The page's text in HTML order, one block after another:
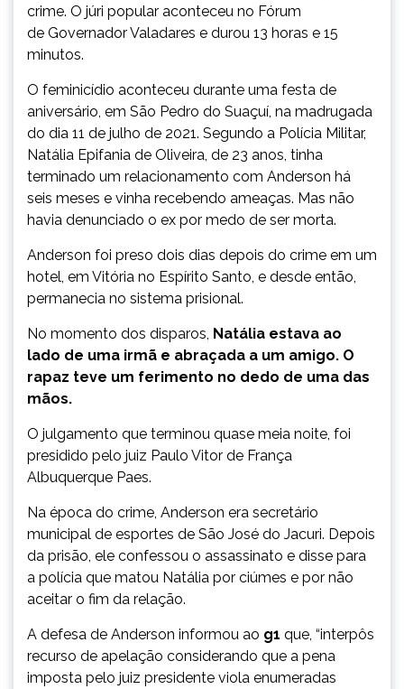
crime. O júri popular aconteceu no Fórum
de Governador Valadares e durou 13 horas e 15
minutos.
O feminicídio aconteceu durante uma festa de
aniversário, em São Pedro do Suaçuí, na madrugada
do dia 11 de julho de 2021. Segundo a Polícia Militar,
Natália Epifania de Oliveira, de 23 anos, tinha
terminado um relacionamento com Anderson há
seis meses e vinha recebendo ameaças. Mas não
havia denunciado o ex por medo de ser morta.
Anderson foi preso dois dias depois do crime em um
hotel, em Vitória no Espírito Santo, e desde então,
permanecia no sistema prisional.
No momento dos disparos, Natália estava ao
lado de uma irmã e abraçada a um amigo. O
rapaz teve um ferimento no dedo de uma das
mãos.
O julgamento que terminou quase meia noite, foi
presidido pelo juiz Paulo Vitor de França
Albuquerque Paes.
Na época do crime, Anderson era secretário
municipal de esportes de São José do Jacuri. Depois
da prisão, ele confessou o assassinato e disse para
a polícia que matou Natália por ciúmes e por não
aceitar o fim da relação.
A defesa de Anderson informou ao g1 que, “interpôs
recurso de apelação considerando que a pena
imposta pelo juiz presidente viola enumeradas